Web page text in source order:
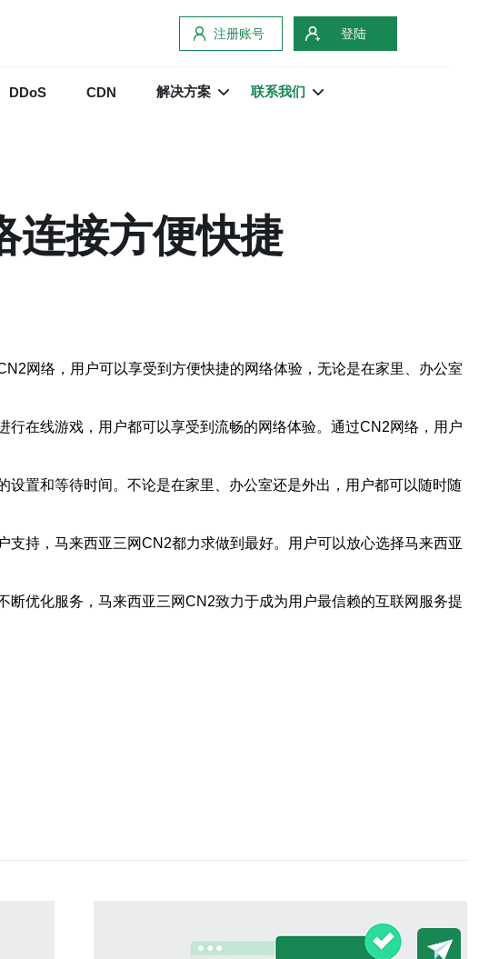
注册账号 登陆
DDoS CDN 解决方案 联系我们
连接方便快捷
网络，用户可以享受到方便快捷的网络体验，无论是在家里、办公室
在线游戏，用户都可以享受到流畅的网络体验。通过CN2网络，用户
置和等待时间。不论是在家里、办公室还是外出，用户都可以随时随
持，马来西亚三网CN2都力求做到最好。用户可以放心选择马来西亚
优化服务，马来西亚三网CN2致力于成为用户最信赖的互联网服务提